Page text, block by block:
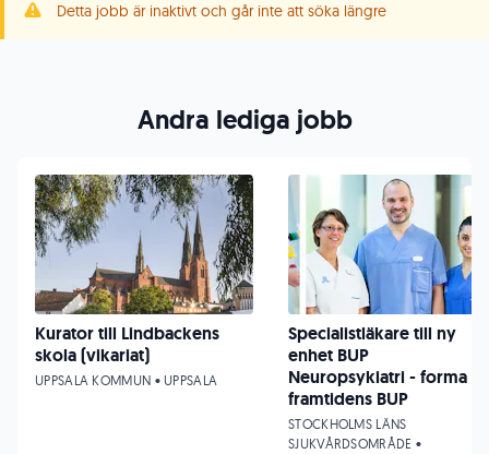
Detta jobb är inaktivt och går inte att söka längre
Andra lediga jobb
Kurator till Lindbackens
skola (vikariat)
UPPSALA KOMMUN • UPPSALA
Specialistläkare till ny
enhet BUP
Neuropsykiatri - forma
framtidens BUP
STOCKHOLMS LÄNS
SJUKVÅRDSOMRÅDE •